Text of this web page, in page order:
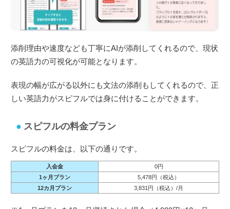
添削理由や速度なども丁寧にAIが添削してくれるので、現状
の英語力の可視化が可能となります。
表現の幅が広がる以外にも文法の添削もしてくれるので、正
しい英語力がスピフルでは身に付けることができます。
スピフルの料金プラン
スピフルの料金は、以下の通りです。
入会金
0円
1ヶ月プラン
5,478円（税込）
12カ月プラン
3,831円（税込）/月